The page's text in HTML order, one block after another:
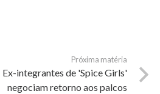
Próxima matéria
Ex-integrantes de 'Spice Girls'
negociam retorno aos palcos